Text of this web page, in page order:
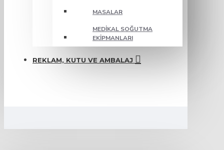
MASALAR
MEDIKAL SOĞUTMA
EKIPMANLARI
REKLAM, KUTU VE AMBALAJ